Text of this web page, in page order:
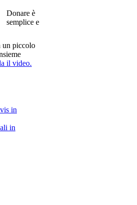
Donare è
semplice e
un piccolo
il video.
in
in